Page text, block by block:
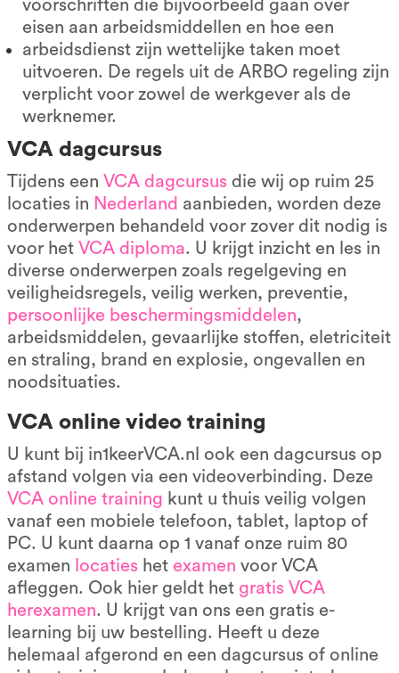
voorschriften die bijvoorbeeld gaan over
eisen aan arbeidsmiddellen en hoe een
arbeidsdienst zijn wettelijke taken moet
uitvoeren. De regels uit de ARBO regeling zijn
verplicht voor zowel de werkgever als de
werknemer.
VCA dagcursus
Tijdens een VCA dagcursus die wij op ruim 25
locaties in Nederland aanbieden, worden deze
onderwerpen behandeld voor zover dit nodig is
voor het VCA diploma. U krijgt inzicht en les in
diverse onderwerpen zoals regelgeving en
veiligheidsregels, veilig werken, preventie,
persoonlijke beschermingsmiddelen,
arbeidsmiddelen, gevaarlijke stoffen, eletriciteit
en straling, brand en explosie, ongevallen en
noodsituaties.
VCA online video training
U kunt bij in1keerVCA.nl ook een dagcursus op
afstand volgen via een videoverbinding. Deze
VCA online training kunt u thuis veilig volgen
vanaf een mobiele telefoon, tablet, laptop of
PC. U kunt daarna op 1 vanaf onze ruim 80
examen locaties het examen voor VCA
afleggen. Ook hier geldt het gratis VCA
herexamen. U krijgt van ons een gratis e-
learning bij uw bestelling. Heeft u deze
helemaal afgerond en een dagcursus of online